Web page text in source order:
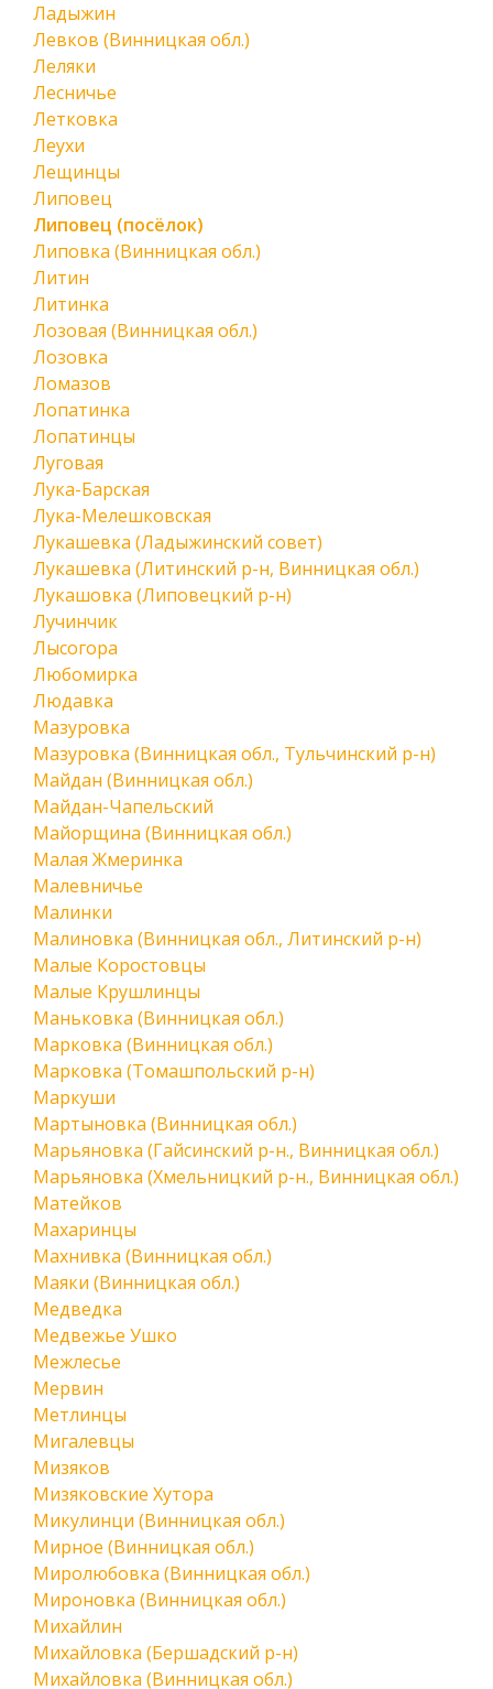
Ладыжин
Левков (Винницкая обл.)
Леляки
Лесничье
Летковка
Леухи
Лещинцы
Липовец
Липовец (посёлок)
Липовка (Винницкая обл.)
Литин
Литинка
Лозовая (Винницкая обл.)
Лозовка
Ломазов
Лопатинка
Лопатинцы
Луговая
Лука-Барская
Лука-Мелешковская
Лукашевка (Ладыжинский совет)
Лукашевка (Литинский р-н, Винницкая обл.)
Лукашовка (Липовецкий р-н)
Лучинчик
Лысогора
Любомирка
Людавка
Мазуровка
Мазуровка (Винницкая обл., Тульчинский р-н)
Майдан (Винницкая обл.)
Майдан-Чапельский
Майорщина (Винницкая обл.)
Малая Жмеринка
Малевничье
Малинки
Малиновка (Винницкая обл., Литинский р-н)
Малые Коростовцы
Малые Крушлинцы
Маньковка (Винницкая обл.)
Марковка (Винницкая обл.)
Марковка (Томашпольский р-н)
Маркуши
Мартыновка (Винницкая обл.)
Марьяновка (Гайсинский р-н., Винницкая обл.)
Марьяновка (Хмельницкий р-н., Винницкая обл.)
Матейков
Махаринцы
Махнивка (Винницкая обл.)
Маяки (Винницкая обл.)
Медведка
Медвежье Ушко
Межлесье
Мервин
Метлинцы
Мигалевцы
Мизяков
Мизяковские Хутора
Микулинци (Винницкая обл.)
Мирное (Винницкая обл.)
Миролюбовка (Винницкая обл.)
Мироновка (Винницкая обл.)
Михайлин
Михайловка (Бершадский р-н)
Михайловка (Винницкая обл.)